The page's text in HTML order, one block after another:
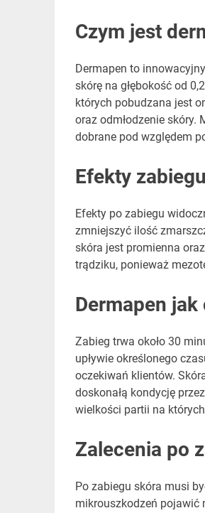
Czym jest
Dermapen to
skórę na głębokość od
których pobudzana jest
oraz odmłodzenie skóry.
dobrane pod względem
Efekty
Efekty po zabiegu
zmniejszyć ilość
skóra jest promienna
trądziku, ponieważ
Dermapen
Zabieg trwa około 30
upływie określonego
oczekiwań klientów.
doskonałą kondycję
wielkości partii na
Zalecenia po
Po zabiegu skóra musi
mikrouszkodzeń pojawić